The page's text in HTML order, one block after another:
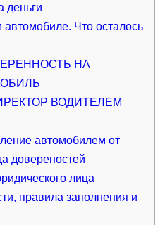
деньги
Что осталось
НА
ВОДИТЕЛЕМ
автомобилем от
довереностей
лица
правила заполнения и